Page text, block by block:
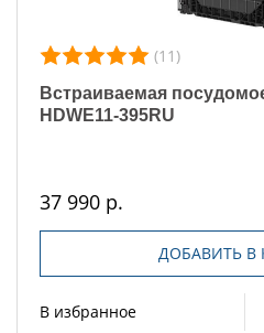
(11)
Встраиваемая
HDWE11-395RU
37 990 р.
ДОБАВИТЬ В
В избранное